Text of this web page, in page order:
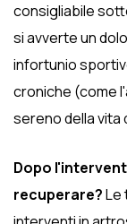
consigliabile
si avverte un
infortunio
croniche (come
sereno della vita
Dopo
recuperare?Le